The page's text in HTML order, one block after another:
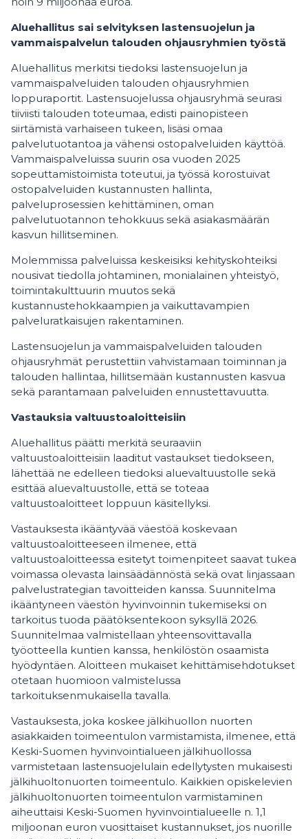
Aluehallitus sai selvityksen lastensuojelun ja
vammaispalvelun talouden ohjausryhmien työstä
Aluehallitus merkitsi tiedoksi lastensuojelun ja
vammaispalveluiden talouden ohjausryhmien
loppuraportit. Lastensuojelussa ohjausryhmä seurasi
tiiviisti talouden toteumaa, edisti painopisteen
siirtämistä varhaiseen tukeen, lisäsi omaa
palvelutuotantoa ja vähensi ostopalveluiden käyttöä.
Vammaispalveluissa suurin osa vuoden 2025
sopeuttamistoimista toteutui, ja työssä korostuivat
ostopalveluiden kustannusten hallinta,
palveluprosessien kehittäminen, oman
palvelutuotannon tehokkuus sekä asiakasmäärän
kasvun hillitseminen.
Molemmissa palveluissa keskeisiksi kehityskohteiksi
nousivat tiedolla johtaminen, monialainen yhteistyö,
toimintakulttuurin muutos sekä
kustannustehokkaampien ja vaikuttavampien
palveluratkaisujen rakentaminen.
Lastensuojelun ja vammaispalveluiden talouden
ohjausryhmät perustettiin vahvistamaan toiminnan ja
talouden hallintaa, hillitsemään kustannusten kasvua
sekä parantamaan palveluiden ennustettavuutta.
Vastauksia valtuustoaloitteisiin
Aluehallitus päätti merkitä seuraaviin
valtuustoaloitteisiin laaditut vastaukset tiedokseen,
lähettää ne edelleen tiedoksi aluevaltuustolle sekä
esittää aluevaltuustolle, että se toteaa
valtuustoaloitteet loppuun käsitellyksi.
Vastauksesta ikääntyvää väestöä koskevaan
valtuustoaloitteeseen ilmenee, että
valtuustoaloitteessa esitetyt toimenpiteet saavat tukea
voimassa olevasta lainsäädännöstä sekä ovat linjassaan
palvelustrategian tavoitteiden kanssa. Suunnitelma
ikääntyneen väestön hyvinvoinnin tukemiseksi on
tarkoitus tuoda päätöksentekoon syksyllä 2026.
Suunnitelmaa valmistellaan yhteensovittavalla
työotteella kuntien kanssa, henkilöstön osaamista
hyödyntäen. Aloitteen mukaiset kehittämisehdotukset
otetaan huomioon valmistelussa
tarkoituksenmukaisella tavalla.
Vastauksesta, joka koskee jälkihuollon nuorten
asiakkaiden toimeentulon varmistamista, ilmenee, että
Keski-Suomen hyvinvointialueen jälkihuollossa
varmistetaan lastensuojelulain edellytysten mukaisesti
jälkihuoltonuorten toimeentulo. Kaikkien opiskelevien
jälkihuoltonuorten toimeentulon varmistaminen
aiheuttaisi Keski-Suomen hyvinvointialueelle n. 1,1
miljoonan euron vuosittaiset kustannukset, jos nuorille